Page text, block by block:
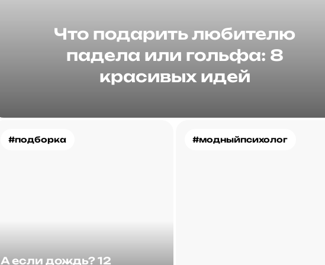
Что подарить любителю
падела или гольфа: 8
красивых идей
#подборка
А если дождь? 12
#модныйпсихолог